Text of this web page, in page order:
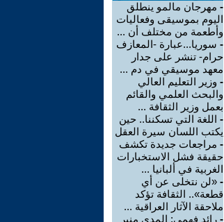
- مهرجان مالمو ينطلق
اليوم بموسيقى وفعاليات
وأطعمة من مختلف أن ...
- سوريا...عبارة -المعازف
حرام- تنشر على جدار
معهد موسيقي في دم ...
- وزير التعليم العالي
والبحث العلمي والقائم
بعمل وزير الثقافة ...
- اللغة التي تسكننا.. حين
يكتب اللسان سيرة العقل
- مراجعات جديدة تكشف
حقيقة فشل الاستخبارات
الغربية في ألبانيا ...
- «لن نتخلى عن أي
قطعة».. الثقافة تؤكد
ملاحقة الآثار العراقية ...
- رائد فهمي: المدى منبر